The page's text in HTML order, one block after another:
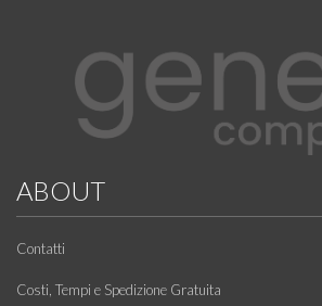
ABOUT
Contatti
Costi, Tempi e Spedizione Gratuita